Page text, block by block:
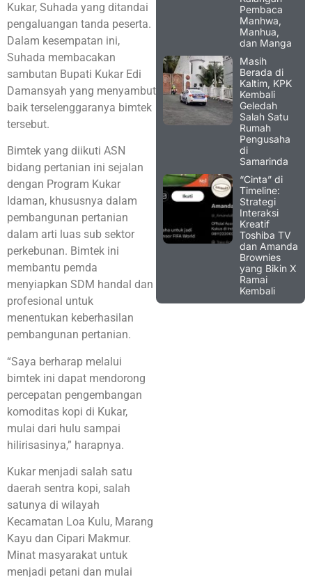
Kukar, Suhada yang ditandai
pengaluangan tanda peserta.
Dalam kesempatan ini,
Suhada membacakan
sambutan Bupati Kukar Edi
Damansyah yang menyambut
baik terselenggaranya bimtek
tersebut.
Bimtek yang diikuti ASN
bidang pertanian ini sejalan
dengan Program Kukar
Idaman, khususnya dalam
pembangunan pertanian
dalam arti luas sub sektor
perkebunan. Bimtek ini
membantu pemda
menyiapkan SDM handal dan
profesional untuk
menentukan keberhasilan
pembangunan pertanian.
“Saya berharap melalui
bimtek ini dapat mendorong
percepatan pengembangan
komoditas kopi di Kukar,
mulai dari hulu sampai
hilirisasinya,” harapnya.
Kukar menjadi salah satu
daerah sentra kopi, salah
satunya di wilayah
Kecamatan Loa Kulu, Marang
Kayu dan Cipari Makmur.
Minat masyarakat untuk
menjadi petani dan mulai
Pembaca
Manhwa,
Manhua,
dan Manga
Masih
Berada di
Kaltim, KPK
Kembali
Geledah
Salah Satu
Rumah
Pengusaha
di
Samarinda
“Cinta” di
Timeline:
Strategi
Interaksi
Kreatif
Toshiba TV
dan Amanda
Brownies
yang Bikin X
Ramai
Kembali